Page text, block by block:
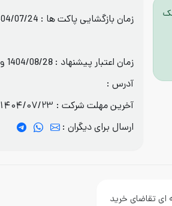
زمان بازگشایی پاکت ها : 1404/07/24 و ساعت : 08:00
زمان اعتبار پیشنهاد : 1404/08/28 و ساعت : 14:00
آدرس :
آخرین مهلت شرکت : 1404/07/23 14:00:00
ارسال برای دیگران :
ای تقاضای خرید